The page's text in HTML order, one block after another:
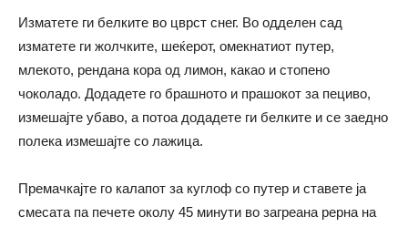
Изматете ги белките во цврст снег. Во одделен сад
изматете ги жолчките, шеќерот, омекнатиот путер,
млекото, рендана кора од лимон, какао и стопено
чоколадо. Додадете го брашното и прашокот за пециво,
измешајте убаво, а потоа додадете ги белките и се заедно
полека измешајте со лажица.
Премачкајте го калапот за куглоф со путер и ставете ја
смесата па печете околу 45 минути во загреана рерна на